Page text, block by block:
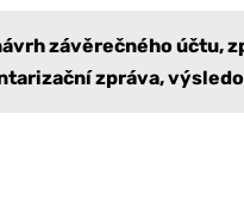
závěrečného účtu,
zpráva,